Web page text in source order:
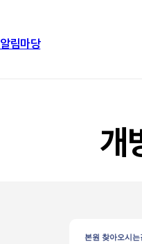
알림마당
개
본원 찾아오시는